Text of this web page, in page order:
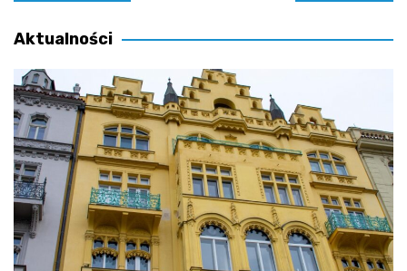
wpisu
Aktualności